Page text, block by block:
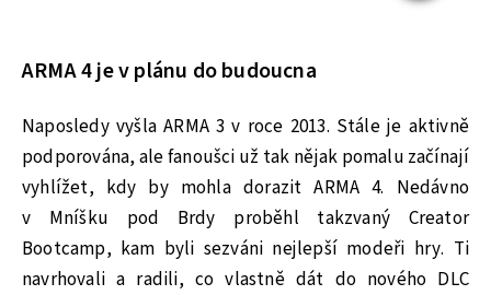
ARMA 4 je v plánu do budoucna
Naposledy vyšla ARMA 3 v roce 2013. Stále je aktivně
podporována, ale fanoušci už tak nějak pomalu začínají
vyhlížet, kdy by mohla dorazit ARMA 4. Nedávno
v Mníšku pod Brdy proběhl takzvaný Creator
Bootcamp, kam byli sezváni nejlepší modeři hry. Ti
navrhovali a radili, co vlastně dát do nového DLC